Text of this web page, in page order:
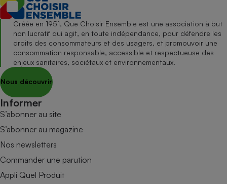
Créée en 1951, Que Choisir Ensemble est une association à but
non lucratif qui agit, en toute indépendance, pour défendre les
droits des consommateurs et des usagers, et promouvoir une
consommation responsable, accessible et respectueuse des
enjeux sanitaires, sociétaux et environnementaux.
Nous découvrir
Informer
S’abonner au site
S’abonner au magazine
Nos newsletters
Commander une parution
Appli Quel Produit